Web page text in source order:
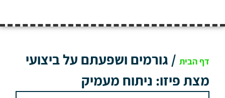
דף הבית / גורמים ושפעתם על ביצועי
מצת פיזו: ניתוח מעמיק